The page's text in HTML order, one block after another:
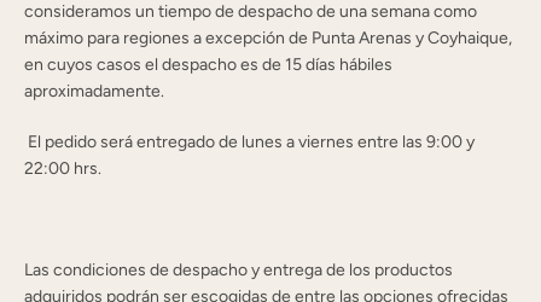
consideramos un tiempo de despacho de una semana como
máximo para regiones a excepción de Punta Arenas y Coyhaique,
en cuyos casos el despacho es de 15 días hábiles
aproximadamente.
El pedido será entregado de lunes a viernes entre las 9:00 y
22:00 hrs.
Las condiciones de despacho y entrega de los productos
adquiridos podrán ser escogidas de entre las opciones ofrecidas